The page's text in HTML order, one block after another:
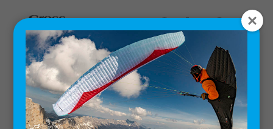
Home/Digital Books/ Paragleiten wie ein Meister: Digitale
Ausgabe 1